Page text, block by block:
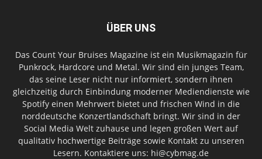
ÜBER UNS
Das Count Your Bruises Magazine ist ein Musikmagazin für
Punkrock, Hardcore und Metal. Wir sind ein junges Team,
das seine Leser nicht nur informiert, sondern ihnen
gleichzeitig durch Einbindung moderner Mediendienste wie
Spotify einen Mehrwert bietet und frischen Wind in die
norddeutsche Konzertlandschaft bringt. Wir sind in der
Social Media Welt zuhause und legen großen Wert auf
qualitativ hochwertige Beiträge sowie Kontakt zu unseren
Lesern. Kontaktiere uns: hi@cybmag.de